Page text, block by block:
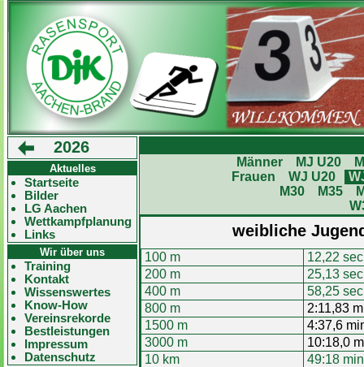
2026
Aktuelles
Startseite
Bilder
LG Aachen
Wettkampfplanung
Links
Wir über uns
Training
Kontakt
Wissenswertes
Know-How
Vereinsrekorde
Bestleistungen
Impressum
Datenschutz
Männer MJ U20
Frauen
WJ U20
M30
M35
weibliche
100 m
12,22 sec
200 m
25,13 sec
400 m
58,25 sec
800 m
2:11,83
1500 m
4:37,6
3000 m
10:18,0
10 km
49:18 min